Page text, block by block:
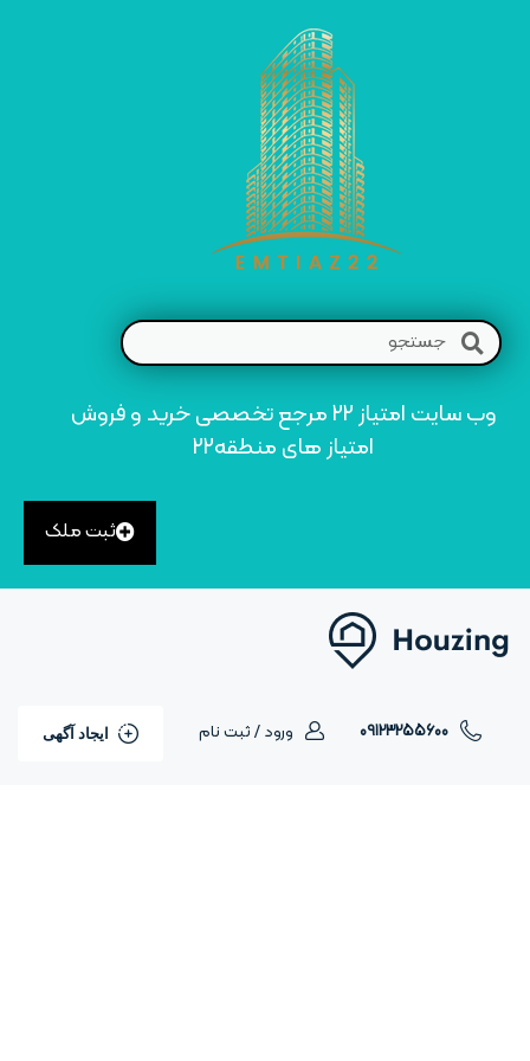
وب سایت امتیاز 22 مرجع تخصصی خرید و فروش
امتیاز های منطقه22
ثبت ملک
09123255600 ورود / ثبت نام ایجاد آگهی